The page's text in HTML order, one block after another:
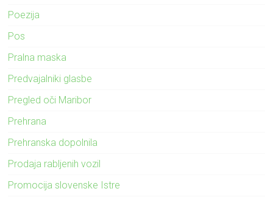
Poezija
Pos
Pralna maska
Predvajalniki glasbe
Pregled oči Maribor
Prehrana
Prehranska dopolnila
Prodaja rabljenih vozil
Promocija slovenske Istre